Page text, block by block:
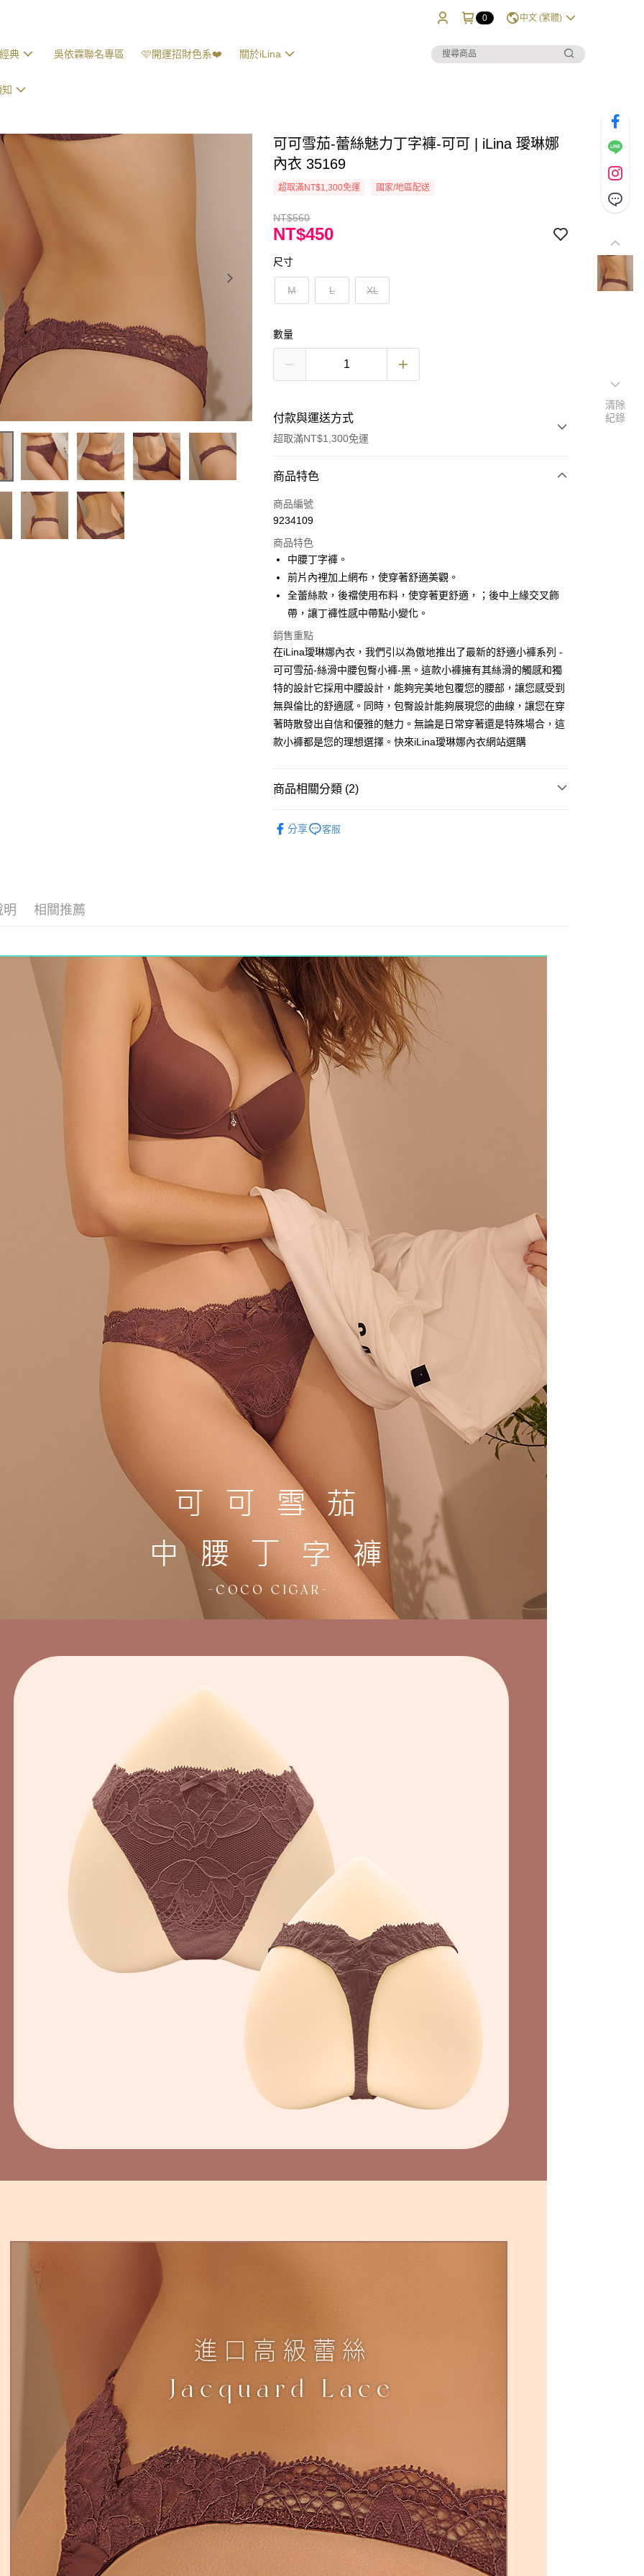
0 中文 (繁體)
典 吳依霖聯名專區 🩷開運招財色系❤️ 關於iLina
可可雪茄-蕾絲魅力丁字褲-可可 | iLina 璦琳娜
內衣 35169
超取滿NT$1,300免運 國家/地區配送
NT$560
NT$450
尺寸
M L XL
數量
付款與運送方式
超取滿NT$1,300免運
付款方式
信用卡一次付款
運送方式
全家取貨付款
每筆NT$90，滿NT$1,300(含以上)免運費
付款後全家取貨
每筆NT$90，滿NT$1,300(含以上)免運費
7-11取貨付款
每筆NT$90，滿NT$1,300(含以上)免運費
付款後7-11取貨
7-11取貨(快速到店)
宅配-貨到不付款
商品特色
商品編號
9234109
商品特色
中腰丁字褲。
前片內裡加上網布，使穿著舒適美觀。
全蕾絲款，後襠使用布料，使穿著更舒適，；後中上緣交叉飾
帶，讓丁褲性感中帶點小變化。
銷售重點
在iLina璦琳娜內衣，我們引以為傲地推出了最新的舒適小褲系列 -
可可雪茄-絲滑中腰包臀小褲-黑。這款小褲擁有其絲滑的觸感和獨
特的設計它採用中腰設計，能夠完美地包覆您的腰部，讓您感受到
無與倫比的舒適感。同時，包臀設計能夠展現您的曲線，讓您在穿
著時散發出自信和優雅的魅力。無論是日常穿著還是特殊場合，這
款小褲都是您的理想選擇。快來iLina璦琳娜內衣網站選購
商品相關分類 (2)
分享 客服
明 相關推薦
清除
紀錄